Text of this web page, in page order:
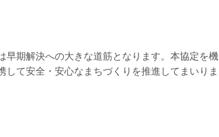
期解決への大きな道筋となります。本協定を機
て安全・安心なまちづくりを推進してまいりま